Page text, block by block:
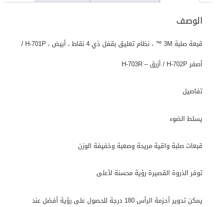
الوصف
قبعة صلبة 3M ™ ، نظام تعليق بقفل ذي 4 نقاط ، أبيض ، H-701P /
أصفر H-702P / أزرق – H-703R
تفاصيل
يسلط الضوء
قبعات صلبة واقية مريحة وصعبة وخفيفة الوزن
توفر الذروة القصيرة رؤية محسنة لأعلى
يمكن تدوير أحزمة الرأس 180 درجة للحصول على رؤية أفضل عند